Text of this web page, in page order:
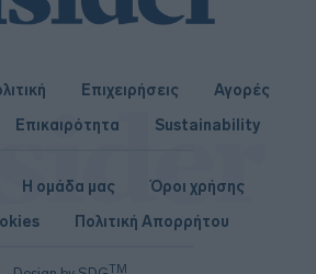
Επιχειρήσεις
Αγορές
Επικαιρότητα Sustainability
TM
Η ομάδα μας
Όροι χρήσης
Πολιτική Απορρήτου